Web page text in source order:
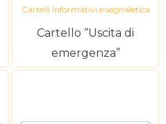
Cartelli informativi e segnaletica
Cartello “Uscita di
emergenza”